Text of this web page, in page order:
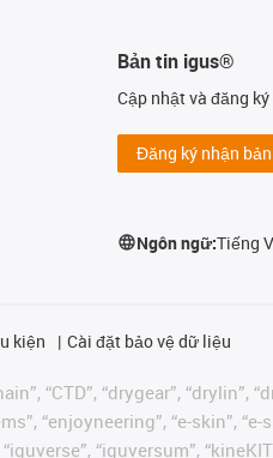
Bản tin igus®
Cập nhật và đăng
Đăng ký nhận
Ngôn ngữ:Tiếng
kiện Cài đặt bảo vệ dữ liệu
“CTD”, “drygear”, “drylin”,
“enjoyneering”, “e-skin”, “e-
“iguversum”,